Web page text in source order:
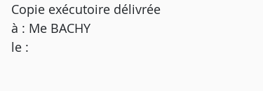
Copie exécutoire délivrée
à : Me BACHY
le :